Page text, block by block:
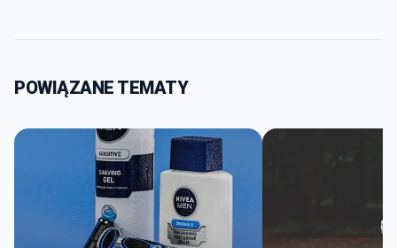
POWIĄZANE TEMATY